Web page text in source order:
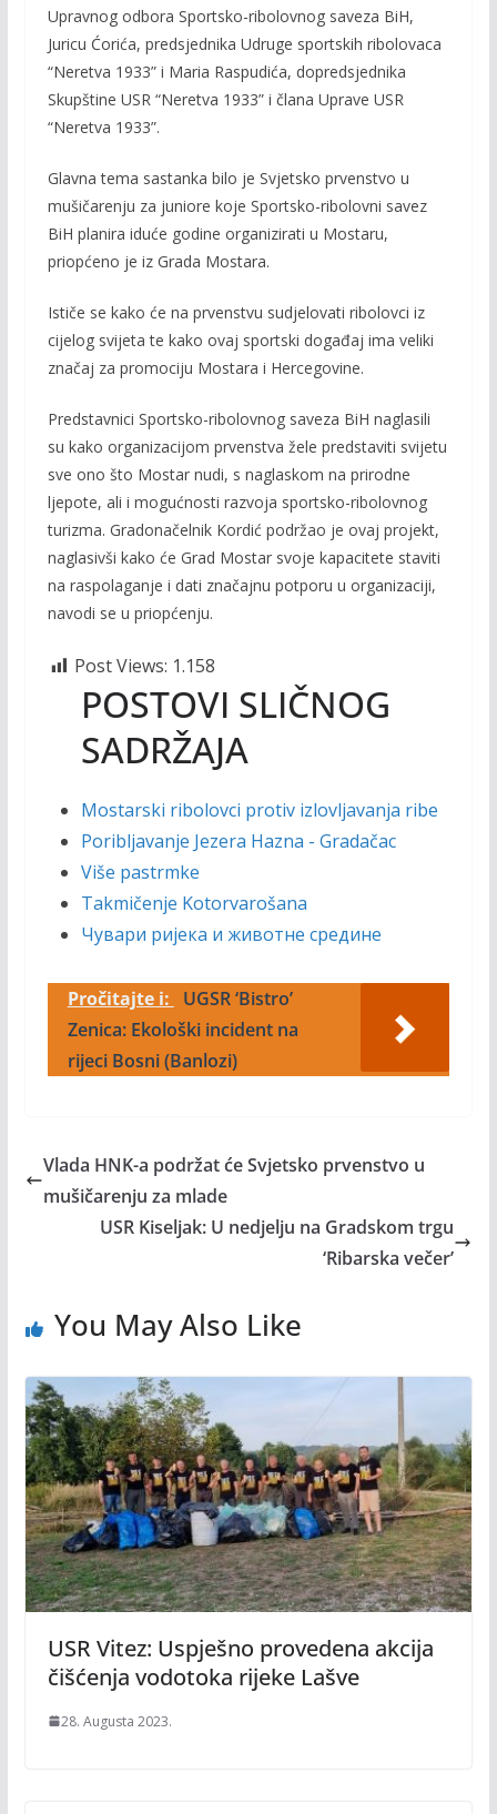
Upravnog odbora Sportsko-ribolovnog saveza BiH,
Juricu Ćorića, predsjednika Udruge sportskih ribolovaca
“Neretva 1933” i Maria Raspudića, dopredsjednika
Skupštine USR “Neretva 1933” i člana Uprave USR
“Neretva 1933”.
Glavna tema sastanka bilo je Svjetsko prvenstvo u
mušičarenju za juniore koje Sportsko-ribolovni savez
BiH planira iduće godine organizirati u Mostaru,
priopćeno je iz Grada Mostara.
Ističe se kako će na prvenstvu sudjelovati ribolovci iz
cijelog svijeta te kako ovaj sportski događaj ima veliki
značaj za promociju Mostara i Hercegovine.
Predstavnici Sportsko-ribolovnog saveza BiH naglasili
su kako organizacijom prvenstva žele predstaviti svijetu
sve ono što Mostar nudi, s naglaskom na prirodne
ljepote, ali i mogućnosti razvoja sportsko-ribolovnog
turizma. Gradonačelnik Kordić podržao je ovaj projekt,
naglasivši kako će Grad Mostar svoje kapacitete staviti
na raspolaganje i dati značajnu potporu u organizaciji,
navodi se u priopćenju.
Post Views: 1.158
POSTOVI SLIČNOG
SADRŽAJA
Mostarski ribolovci protiv izlovljavanja ribe
Poribljavanje Jezera Hazna - Gradačac
Više pastrmke
Takmičenje Kotorvarošana
Чувари ријека и животне средине
Pročitajte i:
UGSR ‘Bistro’
Zenica: Ekološki incident na
rijeci Bosni (Banlozi)
Vlada HNK-a podržat će Svjetsko prvenstvo u
mušičarenju za mlade
USR Kiseljak: U nedjelju na Gradskom trgu
‘Ribarska večer’
You May Also Like
USR Vitez: Uspješno provedena akcija
čišćenja vodotoka rijeke Lašve
28. Augusta 2023.